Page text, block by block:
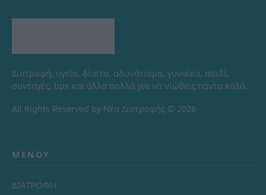
Διατροφή, υγεία, δίαιτα, αδυνάτισμα, γυναίκα, παιδί,
συνταγές, tips και άλλα πολλά για να νιώθεις πάντα καλά.
All Rights Reserved by Νέα Διατροφής © 2026
ΜΕΝΟΎ
ΔΙΑΤΡΟΦΗ